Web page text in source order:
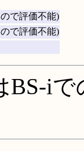
で評価不能)
で評価不能)
BS-i